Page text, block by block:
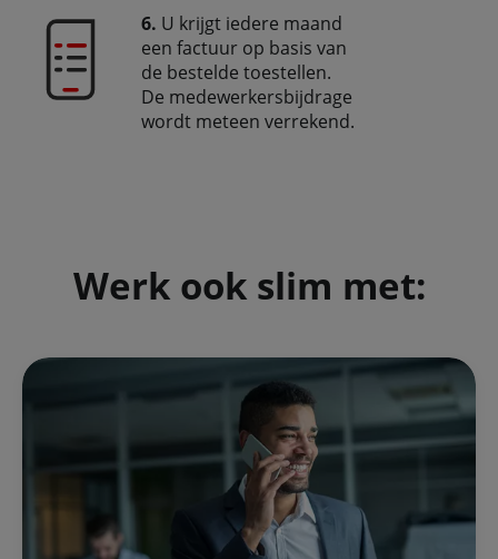
6. U krijgt iedere maand
een factuur op basis van
de bestelde toestellen.
De medewerkersbijdrage
wordt meteen verrekend.
Werk ook slim met: